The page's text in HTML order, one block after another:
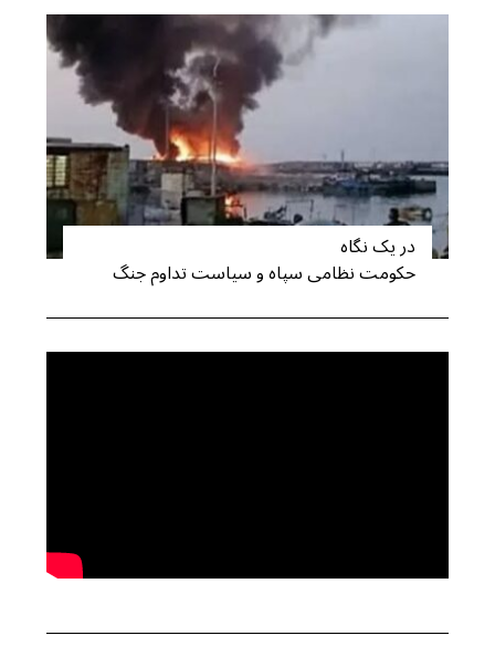
در یک نگاه
حکومت نظامی سپاه و سیاست تداوم جنگ